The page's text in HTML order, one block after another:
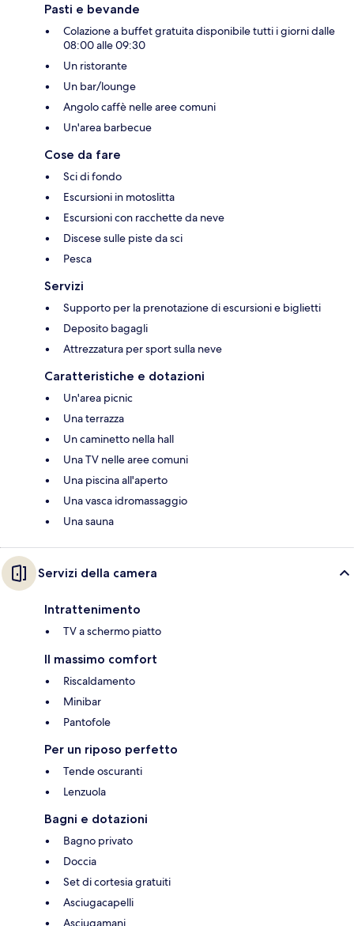
Pasti e bevande
Colazione a buffet gratuita disponibile tutti i giorni dalle
08:00 alle 09:30
Un ristorante
Un bar/lounge
Angolo caffè nelle aree comuni
Un'area barbecue
Cose da fare
Sci di fondo
Escursioni in motoslitta
Escursioni con racchette da neve
Discese sulle piste da sci
Pesca
Servizi
Supporto per la prenotazione di escursioni e biglietti
Deposito bagagli
Attrezzatura per sport sulla neve
Caratteristiche e dotazioni
Un'area picnic
Una terrazza
Un caminetto nella hall
Una TV nelle aree comuni
Una piscina all'aperto
Una vasca idromassaggio
Una sauna
Servizi della camera
Intrattenimento
TV a schermo piatto
Il massimo comfort
Riscaldamento
Minibar
Pantofole
Per un riposo perfetto
Tende oscuranti
Lenzuola
Bagni e dotazioni
Bagno privato
Doccia
Set di cortesia gratuiti
Asciugacapelli
Asciugamani